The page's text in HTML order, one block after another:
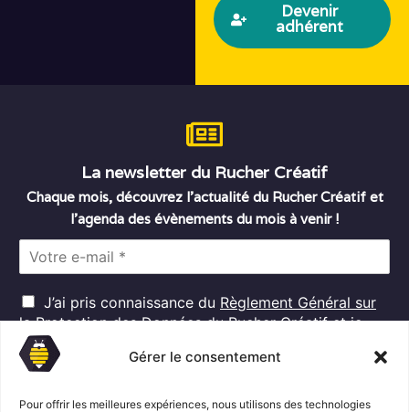
Gérer le consentement
Pour offrir les meilleures expériences, nous utilisons des technologies
Devenir
adhérent
La newsletter du Rucher Créatif
Chaque mois, découvrez l’actualité du Rucher Créatif et
l’agenda des évènements du mois à venir !
l
*
R
G
D
P
J’ai pris connaissance du Règlement Général sur
la Protection des Donnéesdu Rucher Créatif et je
consens au traitement de mes données personnelles
dans ces conditions.*